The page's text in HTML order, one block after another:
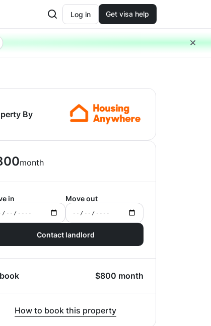
Log in Get visa help
By
month
in Move out
Contact landlord
$800 month
How to book this property